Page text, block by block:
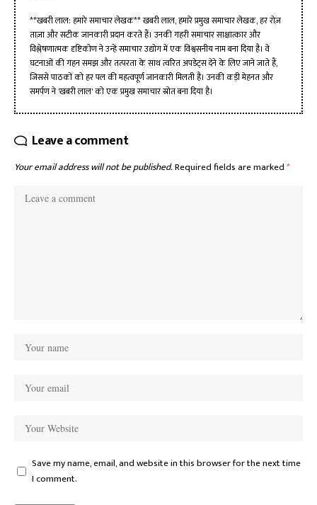
**खबरी लाल: हमारे समाचार लेखक** खबरी लाल, हमारे प्रमुख समाचार लेखक, हर रोज़
ताज़ा और सटीक जानकारी प्रदान करते हैं। उनकी गहरी समाचार साक्षात्कार और
विश्लेषणात्मक दृष्टिकोण ने उन्हें समाचार उद्योग में एक विश्वसनीय नाम बना दिया है। वे
घटनाओं की गहन समझ और तत्परता के साथ त्वरित अपडेट्स देने के लिए जाने जाते हैं,
जिससे पाठकों को हर पल की महत्वपूर्ण जानकारी मिलती है। उनकी कड़ी मेहनत और
समर्पण ने 'खबरी लाल' को एक प्रमुख समाचार स्रोत बना दिया है।
Leave a comment
Your email address will not be published.Required fields are marked*
Save my name, email, and website in this browser for the next time
I comment.